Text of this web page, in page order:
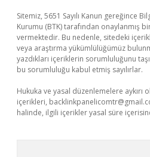
Sitemiz, 5651 Sayılı Kanun gereğince
Kurumu (BTK) tarafından onaylanmış
vermektedir. Bu nedenle, sitedeki
veya araştırma yükümlülüğümüz
yazdıkları içeriklerin sorumluluğunu
bu sorumluluğu kabul etmiş sayılırlar.
Hukuka ve yasal düzenlemelere aykırı
içerikleri,
halinde, ilgili içerikler yasal süre